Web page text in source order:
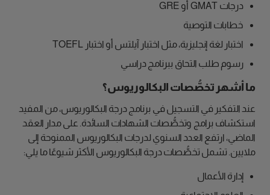
درجات GMAT أو GRE
خطابات التوصية
اختبار لغة إنجليزية، مثل اختبار آيلتس أو اختبار TOEFL
رسوم طلب التحاق ببرنامج دراسي
ما أشهر تخصُّصات البكالوريوس؟
عند التفكير في التسجيل في برنامج درجة البكالوريوس، من المفيد
استكشاف برامج وتخصُّصات الشهادات السائدة. على مدار العقد
الماضي، ارتفع العدد السنوي لدرجات البكالوريوس الممنوحة إلى
ملايين. تشمل تخصُّصات درجة البكالوريوس الأكثر شيوعًا ما يلي:
إدارة الأعمال